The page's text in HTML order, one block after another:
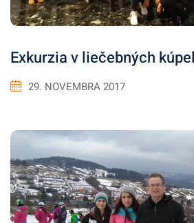
Exkurzia v liečebných
29. NOVEMBRA 2017